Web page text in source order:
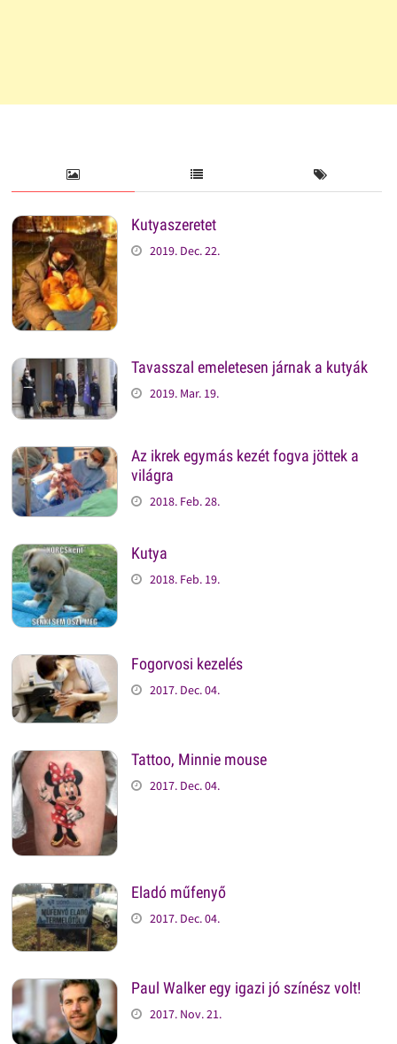
Kutyaszeretet
2019. Dec. 22.
Tavasszal emeletesen járnak a kutyák
2019. Mar. 19.
Az ikrek egymás kezét fogva jöttek a
világra
2018. Feb. 28.
Kutya
2018. Feb. 19.
Fogorvosi kezelés
2017. Dec. 04.
Tattoo, Minnie mouse
2017. Dec. 04.
Eladó műfenyő
2017. Dec. 04.
Paul Walker egy igazi jó színész volt!
2017. Nov. 21.